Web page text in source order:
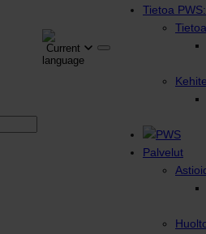
Tietoa
Palvelut